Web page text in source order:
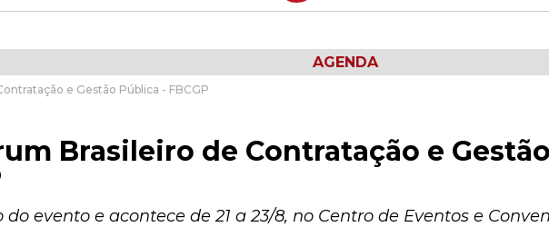
AGENDA
e Gestão Pública - FBCGP
Brasileiro de Contratação e
do evento e acontece de 21 a 23/8, no Centro de Eventos e